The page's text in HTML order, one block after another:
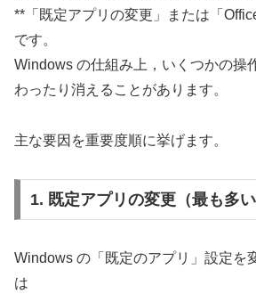
**「既定アプリの変更」または「
です。
Windows の仕組み上，いくつかの操
わったり消えることがあります。
主な要因を重要度順に挙げます。
1. 既定アプリの変更（最も多い
Windows の「既定のアプリ」設定を
は